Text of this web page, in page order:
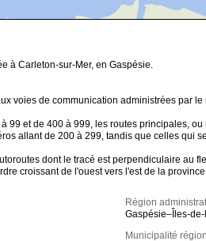
à Carleton-sur-Mer, en Gaspésie.
voies de communication administrées par
99 et de 400 à 999, les routes principales,
allant de 200 à 299, tandis que celles qui
dont le tracé est perpendiculaire au
croissant de l'ouest vers l'est de la
Région
Gaspésie–Îles-
Municipalité